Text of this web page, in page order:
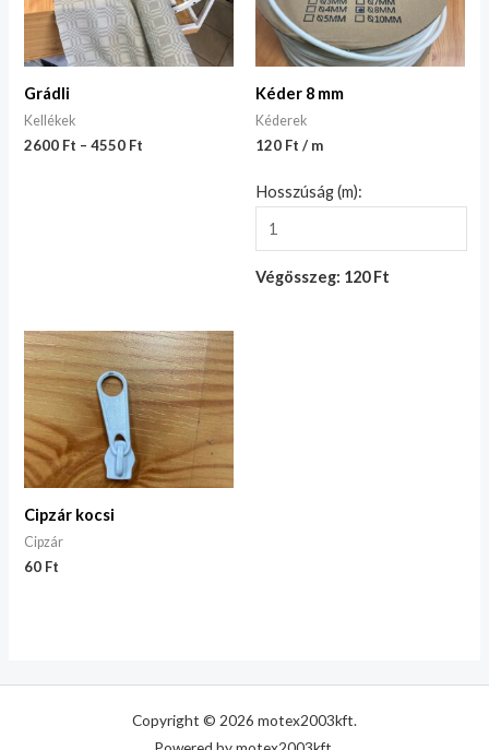
Grádli
Kellékek
2600 Ft –4550 Ft
Kéder 8 mm
Kéderek
120 Ft / m
Hosszúság (m):
Végösszeg: 120 Ft
Cipzár kocsi
Cipzár
60 Ft
Copyright © 2026 motex2003kft.